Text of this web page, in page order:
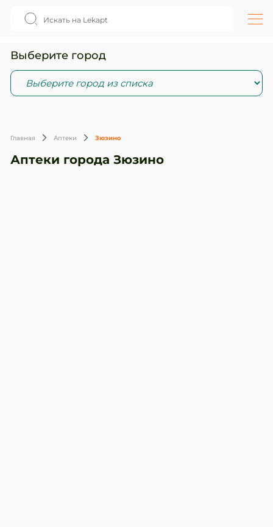
Выберите город
Главная Аптеки Зюзино
Аптеки города Зюзино